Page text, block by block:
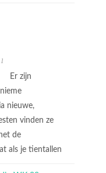
Er zijn
nieuwe,
vinden ze
de
als je tientallen